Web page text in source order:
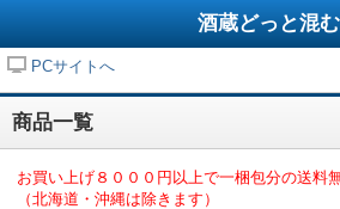
酒蔵どっと混む
PCサイトへ
商品一覧
お買い上げ８０００円以上で一梱包分の送料
（北海道・沖縄は除きます）